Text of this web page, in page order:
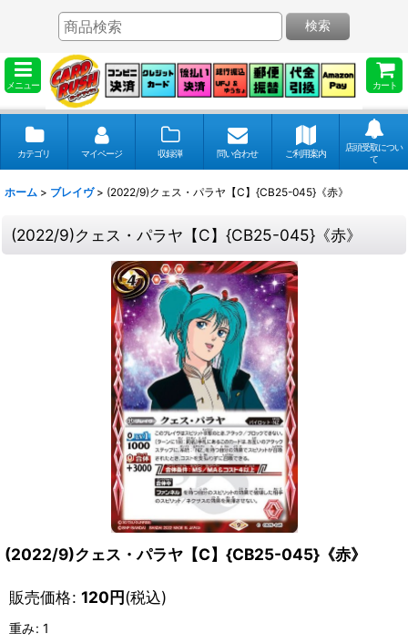
メニュー カート
検索
カテゴリ マイページ 収録弾 問い合わせ ご利用案内
店頭受取につい
て
ホーム > ブレイヴ > (2022/9)クェス・パラヤ【C】{CB25-045}《赤》
(2022/9)クェス・パラヤ【C】{CB25-045}《赤》
(2022/9)クェス・パラヤ【C】{CB25-045}《赤》
販売価格: 120円(税込)
重み: 1